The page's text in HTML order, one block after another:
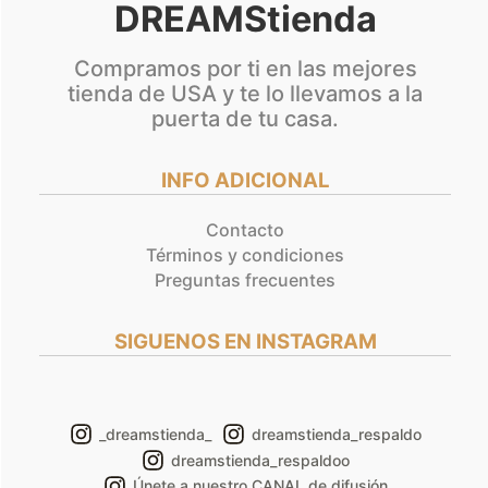
DREAMStienda
Compramos por ti en las mejores
tienda de USA y te lo llevamos a la
puerta de tu casa.
INFO ADICIONAL
Contacto
Términos y condiciones
Preguntas frecuentes
SIGUENOS EN INSTAGRAM
_dreamstienda_
dreamstienda_respaldo
dreamstienda_respaldoo